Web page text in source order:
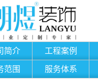
简介 工程案例
范围 服务体系